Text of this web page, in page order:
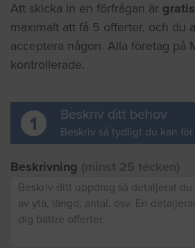
Att skicka in en förfrågan är gratis
maximalt att få 5 offerter, och du
acceptera någon. Alla företag på
kontrollerade.
1 Beskriv ditt behov
Beskriv så tydligt du kan
Beskrivning